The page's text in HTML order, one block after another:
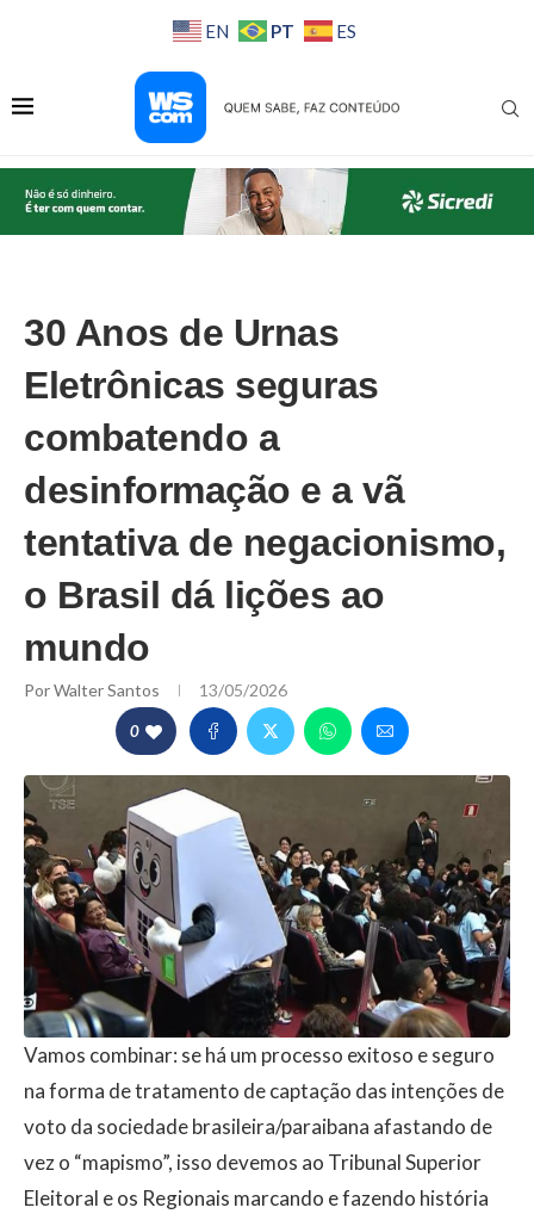
EN PT ES
30 Anos de Urnas
Eletrônicas seguras
combatendo a
desinformação e a vã
tentativa de negacionismo,
o Brasil dá lições ao
mundo
PorWalter Santos 13/05/2026
0
Vamos combinar: se há um processo exitoso e seguro
na forma de tratamento de captação das intenções de
voto da sociedade brasileira/paraibana afastando de
vez o “mapismo”, isso devemos ao Tribunal Superior
Eleitoral e os Regionais marcando e fazendo história